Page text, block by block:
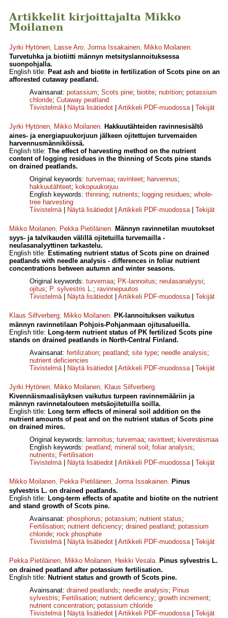
Artikkelit kirjoittajalta Mikko
Moilanen
Jyrki Hytönen, Lasse Aro, Jorma Issakainen, Mikko Moilanen.
Turvetuhka ja biotiitti männyn metsityslannoituksessa
suonpohjalla.
English title: Peat ash and biotite in fertilization of Scots pine on an
afforested cutaway peatland.
Avainsanat: potassium; Scots pine; biotite; nutrition; potassium
chloride; Cutaway peatland
Tiivistelmä| Näytä lisätiedot Artikkeli PDF-muodossa| Tekijät
Jyrki Hytönen, Mikko Moilanen. Hakkuutähteiden ravinnesisältö
aines- ja energiapuukorjuun jälkeen ojitettujen turvemaiden
harvennusmänniköissä.
English title: The effect of harvesting method on the nutrient
content of logging residues in the thinning of Scots pine stands
on drained peatlands.
Original keywords: turvemaa; ravinteet; harvennus;
hakkuutähteet; kokopuukorjuu
English keywords: thinning; nutrients; logging residues; whole-
tree harvesting
Tiivistelmä| Näytä lisätiedot Artikkeli PDF-muodossa| Tekijät
Mikko Moilanen, Pekka Pietiläinen. Männyn ravinnetilan muutokset
syys- ja talvikauden välillä ojitetuilla turvemailla -
neulasanalyyttinen tarkastelu.
English title: Estimating nutrient status of Scots pine on drained
peatlands with needle analysis - differences in foliar nutrient
concentrations between autumn and winter seasons.
Original keywords: turvemaa; PK-lannoitus; neulasanalyysi;
ojitus; P. sylvestris L.; ravinnepuutos
Tiivistelmä| Näytä lisätiedot Artikkeli PDF-muodossa| Tekijät
Klaus Silfverberg, Mikko Moilanen. PK-lannoituksen vaikutus
männyn ravinnetilaan Pohjois-Pohjanmaan ojitusalueilla.
English title: Long-term nutrient status of PK fertilized Scots pine
stands on drained peatlands in North-Central Finland.
Avainsanat: fertilization; peatland; site type; needle analysis;
nutrient deficiencies
Tiivistelmä| Näytä lisätiedot Artikkeli PDF-muodossa| Tekijät
Jyrki Hytönen, Mikko Moilanen, Klaus Silfverberg.
Kivennäismaalisäyksen vaikutus turpeen ravinnemääriin ja
männyn ravinnetalouteen metsäojitetuilla soilla.
English title: Long term effects of mineral soil addition on the
nutrient amounts of peat and on the nutrient status of Scots pine
on drained mires.
Original keywords: lannoitus; turvemaa; ravinteet; kivennäismaa
English keywords: peatland; mineral soil ; foliar analysis;
nutrients; Fertilisation
Tiivistelmä| Näytä lisätiedot Artikkeli PDF-muodossa| Tekijät
Mikko Moilanen, Pekka Pietiläinen, Jorma Issakainen. Pinus
sylvestris L. on drained peatlands.
English title: Long-term effects of apatite and biotite on the nutrient
and stand growth of Scots pine.
Avainsanat: phosphorus; potassium; nutrient status;
Fertilisation; nutrient deficiency; drained peatland; potassium
chloride; rock phosphate
Tiivistelmä| Näytä lisätiedot Artikkeli PDF-muodossa| Tekijät
Pekka Pietiläinen, Mikko Moilanen, Heikki Vesala. Pinus sylvestris L.
on drained peatland after potassium fertilisation.
English title: Nutrient status and growth of Scots pine.
Avainsanat: drained peatlands; needle analysis; Pinus
sylvestris; Fertilisation; nutrient deficiency; growth increment;
nutrient concentration; potassium chloride
Tiivistelmä| Näytä lisätiedot Artikkeli PDF-muodossa| Tekijät